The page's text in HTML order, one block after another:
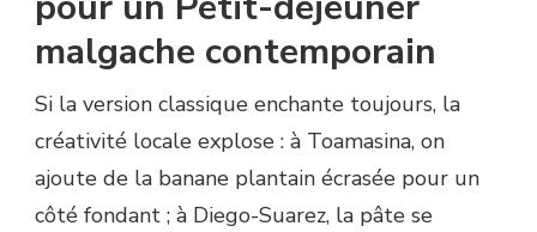
malgache contemporain
Si la version classique enchante toujours, la
créativité locale explose : à Toamasina, on
ajoute de la banane plantain écrasée pour un
côté fondant ; à Diego-Suarez, la pâte se